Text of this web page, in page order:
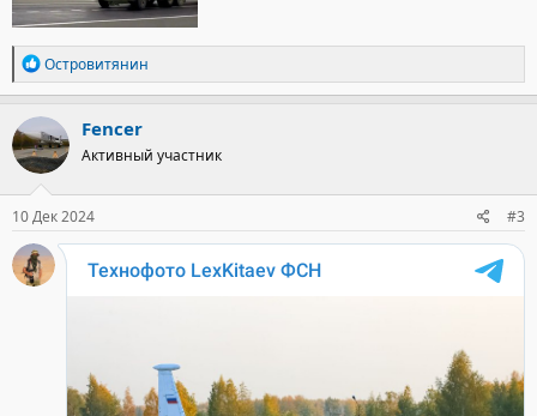
Р
е
а
к
ц
и
и
:
Островитянин
Fencer
Активный участник
10 Дек 2024 #3